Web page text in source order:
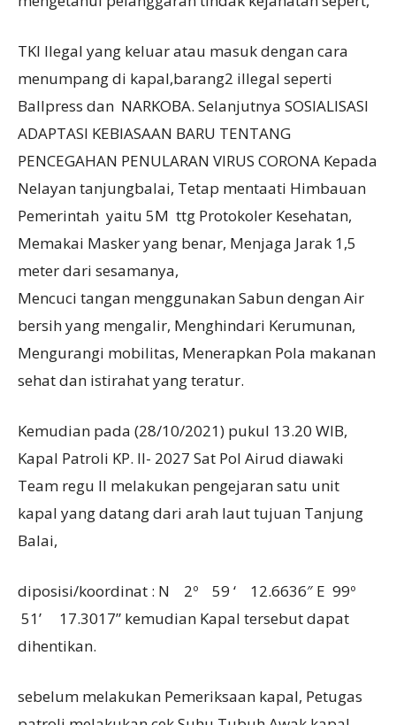
TKI Ilegal yang keluar atau masuk dengan cara
menumpang di kapal,barang2 illegal seperti
Ballpress dan NARKOBA. Selanjutnya SOSIALISASI
ADAPTASI KEBIASAAN BARU TENTANG
PENCEGAHAN PENULARAN VIRUS CORONA Kepada
Nelayan tanjungbalai, Tetap mentaati Himbauan
Pemerintah yaitu 5M ttg Protokoler Kesehatan,
Memakai Masker yang benar, Menjaga Jarak 1,5
meter dari sesamanya,
Mencuci tangan menggunakan Sabun dengan Air
bersih yang mengalir, Menghindari Kerumunan,
Mengurangi mobilitas, Menerapkan Pola makanan
sehat dan istirahat yang teratur.
Kemudian pada (28/10/2021) pukul 13.20 WIB,
Kapal Patroli KP. II- 2027 Sat Pol Airud diawaki
Team regu II melakukan pengejaran satu unit
kapal yang datang dari arah laut tujuan Tanjung
Balai,
diposisi/koordinat : N 2º 59 ‘ 12.6636″ E 99º
51’ 17.3017” kemudian Kapal tersebut dapat
dihentikan.
sebelum melakukan Pemeriksaan kapal, Petugas